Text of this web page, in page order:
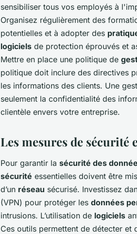
sensibiliser tous vos employés à
Organisez régulièrement des
potentielles et à adopter des
logiciels de protection éprouvés et
Mettre en place une politique de
politique doit inclure des directives
les informations des clients. Une
seulement la confidentialité des
clientèle envers votre entreprise.
Les mesures de sécurité
Pour garantir la sécurité des
sécurité essentielles doivent être
d’un réseau sécurisé. Investissez
(VPN) pour protéger les données
intrusions. L’utilisation de logiciels
Ces outils permettent de détecter et